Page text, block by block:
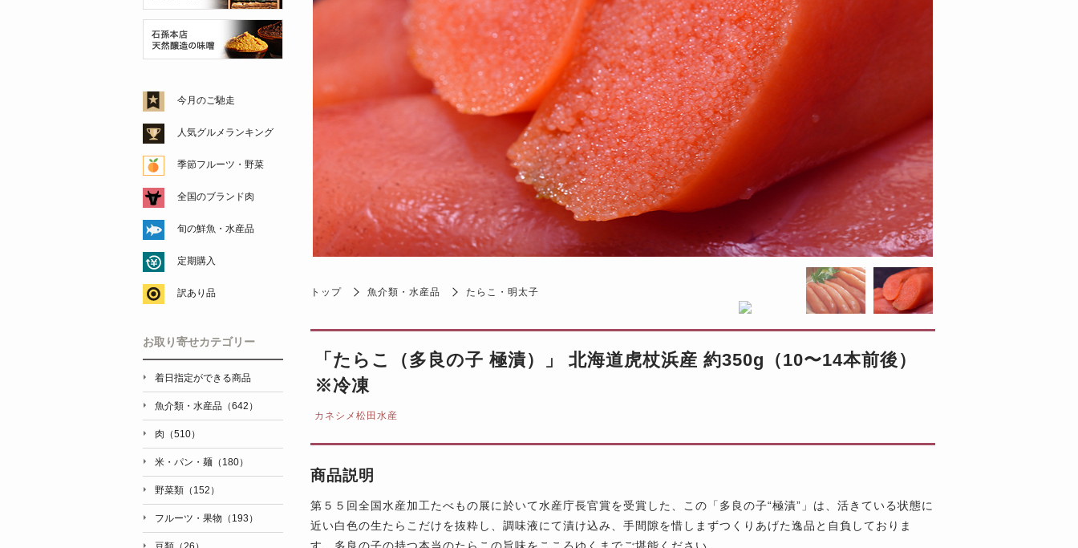
トップ 魚介類・水産品 たらこ・明太子
「たらこ（多良の子 極漬）」 北海道虎杖浜産 約350g（10〜14本前後）
※冷凍
カネシメ松田水産
商品説明
第５５回全国水産加工たべもの展に於いて水産庁長官賞を受賞した、この「多良の子“極漬”」は、活きている状態に
近い白色の生たらこだけを抜粋し、調味液にて漬け込み、手間隙を惜しまずつくりあげた逸品と自負しておりま
す。多良の子の持つ本当のたらこの旨味をこころゆくまでご堪能ください。
今月のご馳走
人気グルメランキング
季節フルーツ・野菜
全国のブランド肉
旬の鮮魚・水産品
定期購入
訳あり品
お取り寄せカテゴリー
着日指定ができる商品
魚介類・水産品（642）
肉（510）
米・パン・麺（180）
野菜類（152）
フルーツ・果物（193）